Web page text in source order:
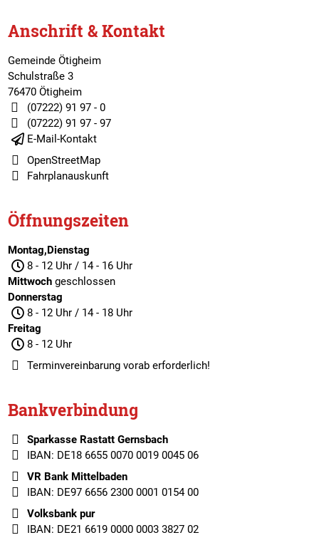
Anschrift & Kontakt
Gemeinde Ötigheim
Schulstraße 3
76470 Ötigheim
(07222) 91 97 - 0
(07222) 91 97 - 97
E-Mail-Kontakt
OpenStreetMap
Fahrplanauskunft
Öffnungszeiten
Montag,Dienstag
8 - 12 Uhr / 14 - 16 Uhr
Mittwochgeschlossen
Donnerstag
8 - 12 Uhr / 14 - 18 Uhr
Freitag
8 - 12 Uhr
Terminvereinbarungvorab erforderlich!
Bankverbindung
Sparkasse Rastatt Gernsbach
IBAN: DE18 6655 0070 0019 0045 06
VR Bank Mittelbaden
IBAN: DE97 6656 2300 0001 0154 00
Volksbank pur
IBAN: DE21 6619 0000 0003 3827 02